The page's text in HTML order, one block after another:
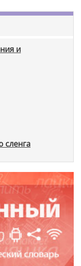
и
сленга